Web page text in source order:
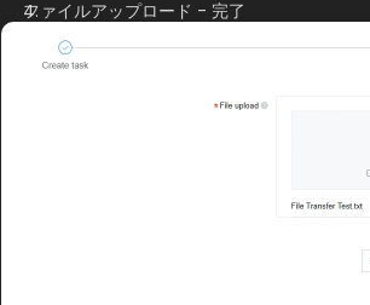
ファイルアップロード - 完了